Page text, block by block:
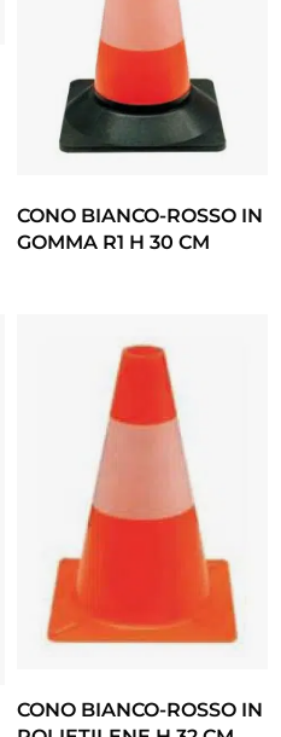
CONO BIANCO-ROSSO IN
GOMMA R1 H 30 CM
CONO BIANCO-ROSSO IN